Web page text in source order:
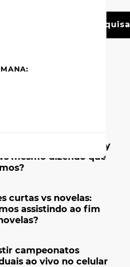
que gostamos de reality
mesmo dizendo que
curtas vs novelas:
assistindo ao fim
campeonatos
ao vivo no celular